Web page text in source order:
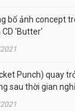
bố ảnh concept
CD 'Butter'
Punch) quay
sau thời gian